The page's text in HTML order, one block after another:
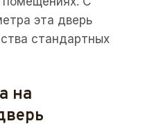
эта дверь
стандартных
на